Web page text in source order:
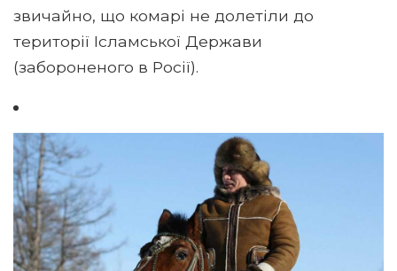
звичайно, що комарі не долетіли до
території Ісламської Держави
(забороненого в Росії).